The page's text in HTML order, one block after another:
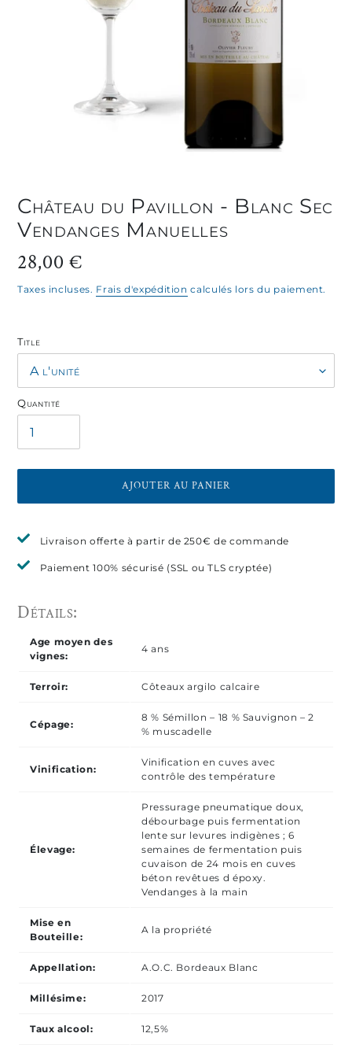
Château du Pavillon - Blanc Sec
Vendanges Manuelles
Prix
28,00 €
Taxes incluses. Frais d'expédition calculés lors du paiement.
Title
Quantité
AJOUTER AU PANIER
d'un
produit
panier
Livraison offerte à partir de 250€ de commande
Paiement 100% sécurisé (SSL ou TLS cryptée)
Age moyen des
vignes:
4 ans
Terroir: Côteaux argilo calcaire
Cépage:
8 % Sémillon – 18 % Sauvignon – 2
% muscadelle
Vinification:
Vinification en cuves avec
contrôle des température
Élevage:
Pressurage pneumatique doux,
débourbage puis fermentation
lente sur levures indigènes ; 6
semaines de fermentation puis
cuvaison de 24 mois en cuves
béton revêtues d époxy.
Vendanges à la main
Mise en
Bouteille:
A la propriété
Appellation: A.O.C. Bordeaux Blanc
Millésime: 2017
Taux alcool: 12,5%